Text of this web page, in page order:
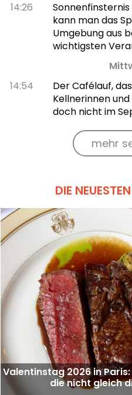
14:26
Sonnenfinsternis
kann man das
Umgebung aus
wichtigsten
14:54
Der Cafélauf,
Kellnerinnen
doch nicht im
mehr
DIE
Valentinstag 2026 in
die nicht gleich